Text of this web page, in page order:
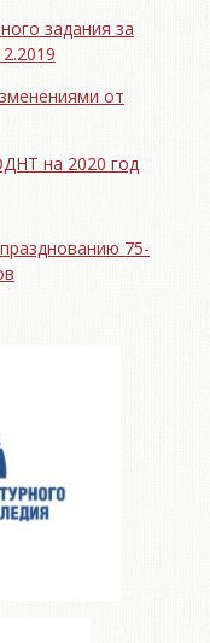
задания за
от
на 2020 год
75-